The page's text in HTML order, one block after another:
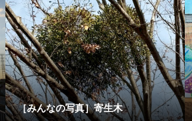
［みんなの写真］寄生木